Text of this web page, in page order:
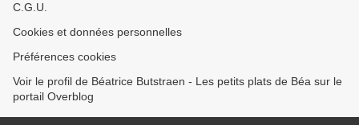
C.G.U.
Cookies et données personnelles
Préférences cookies
Voir le profil de Béatrice Butstraen - Les petits plats de Béa sur le
portail Overblog